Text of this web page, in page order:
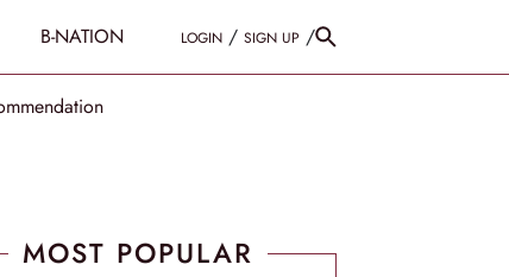
B-NATION LOGIN / SIGN UP /
MOST POPULAR